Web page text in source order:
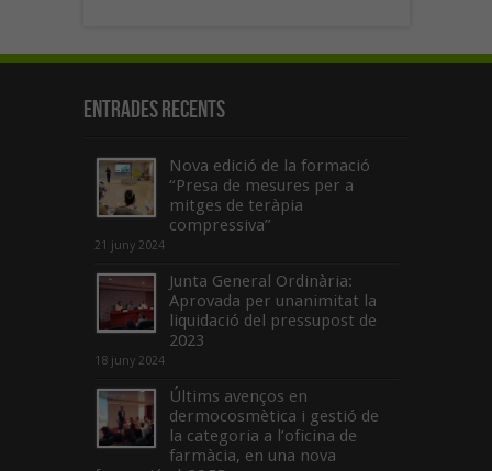
Entrades recents
Nova edició de la formació
“Presa de mesures per a
mitges de teràpia
compressiva”
21 juny 2024
Junta General Ordinària:
Aprovada per unanimitat la
liquidació del pressupost de
2023
18 juny 2024
Últims avenços en
dermocosmètica i gestió de
la categoria a l’oficina de
farmàcia, en una nova